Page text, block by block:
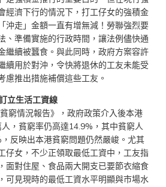
經濟下行的情況下，打工仔女的強積金
沖走」金額一直有增無減！勞聯強烈要
、準備實施的行政時間，讓法例儘快通
繼續被蠶食。與此同時，政府方案容許
續用於對沖，令快將退休的工友未能受
慮推出措施補償這些工友。
立生活工資線
窮情況報告》，政府政策介入後本港
，貧窮率仍高達14.9%，其中貧窮人
反映出本港貧窮問題仍然嚴峻。尤其
仔女，不少正領取最低工資中，工友指
面對住屋、食品兩大開支已要節衣縮食
可見現時的最低工資水平明顯與市場水